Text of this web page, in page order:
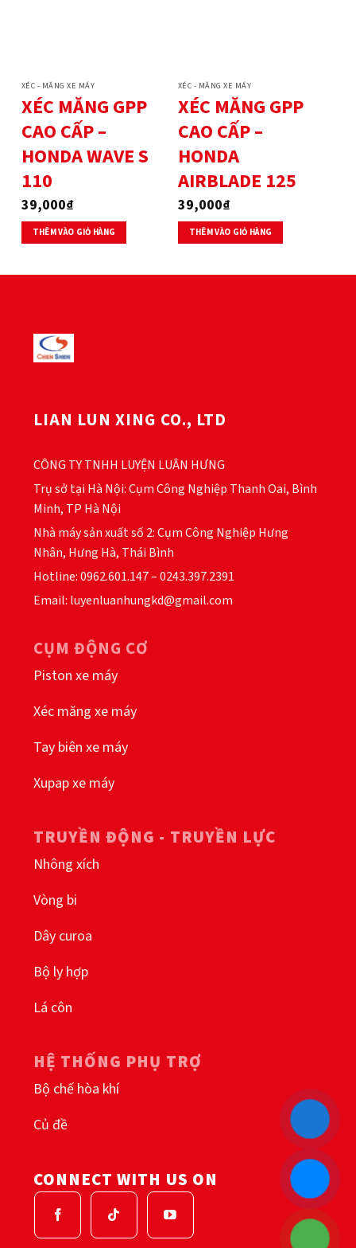
XÉC - MĂNG XE MÁY
XÉC MĂNG GPP
CAO CẤP –
HONDA WAVE S
110
39,000₫
THÊM VÀO GIỎ HÀNG
XÉC - MĂNG XE MÁY
XÉC MĂNG GPP
CAO CẤP –
HONDA
AIRBLADE 125
39,000₫
THÊM VÀO GIỎ HÀNG
LIAN LUN XING CO., LTD
CÔNG TY TNHH LUYỆN LUÂN HƯNG
Trụ sở tại Hà Nội: Cụm Công Nghiệp Thanh Oai, Bình
Minh, TP Hà Nội
Nhà máy sản xuất số 2: Cụm Công Nghiệp Hưng
Nhân, Hưng Hà, Thái Bình
Hotline: 0962.601.147 – 0243.397.2391
Email: luyenluanhungkd@gmail.com
CỤM ĐỘNG CƠ
Piston xe máy
Xéc măng xe máy
Tay biên xe máy
Xupap xe máy
TRUYỀN ĐỘNG - TRUYỀN LỰC
Nhông xích
Vòng bi
Dây curoa
Bộ ly hợp
Lá côn
HỆ THỐNG PHỤ TRỢ
Bộ chế hòa khí
Củ đề
CONNECT WITH US ON